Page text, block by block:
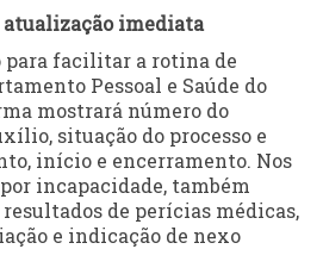
imediata
para facilitar a rotina de
Pessoal e Saúde do
mostrará número do
situação do processo e
início e encerramento. Nos
incapacidade, também
de perícias médicas,
e indicação de nexo